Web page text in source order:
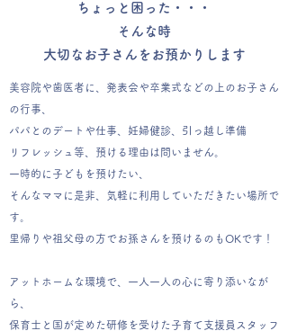
ちょっと困った・・・
そんな時
大切なお子さんをお預かりします
美容院や歯医者に、発表会や卒業式などの上のお子さん
の行事、
パパとのデートや仕事、妊婦健診、引っ越し準備
リフレッシュ等、預ける理由は問いません。
一時的に子どもを預けたい、
そんなママに是非、気軽に利用していただきたい場所で
す。
里帰りや祖父母の方でお孫さんを預けるのもOKです！
アットホームな環境で、一人一人の心に寄り添いなが
ら、
保育士と国が定めた研修を受けた子育て支援員スタッフ